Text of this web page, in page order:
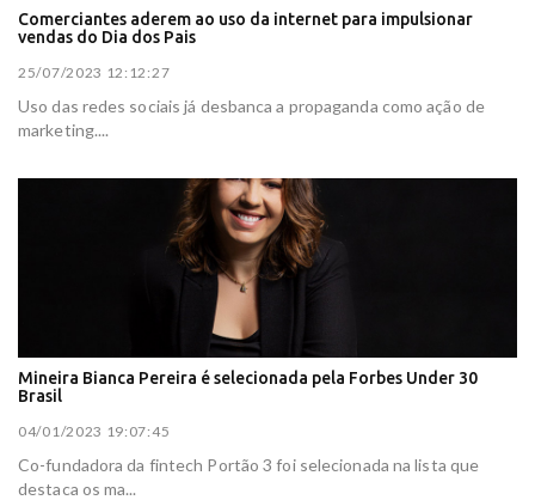
Comerciantes aderem ao uso da internet para impulsionar
vendas do Dia dos Pais
25/07/2023 12:12:27
Uso das redes sociais já desbanca a propaganda como ação de
marketing....
Mineira Bianca Pereira é selecionada pela Forbes Under 30
Brasil
04/01/2023 19:07:45
Co-fundadora da fintech Portão 3 foi selecionada na lista que
destaca os ma...